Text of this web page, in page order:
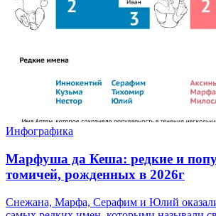
Инфографика
Марфуша да Кеша: редкие и
томичей, рожденных в 2026г
Снежана, Марфа, Серафим и Юлий